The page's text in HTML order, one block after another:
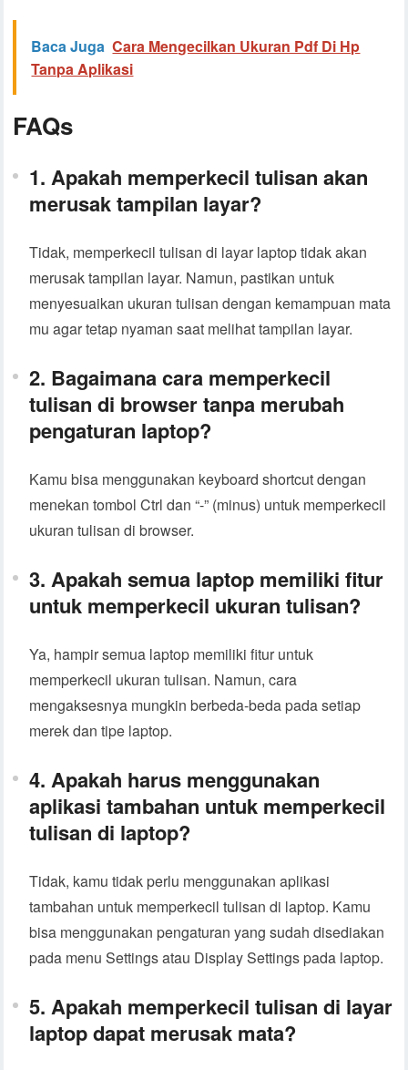
Baca Juga Cara Mengecilkan Ukuran Pdf Di Hp
Tanpa Aplikasi
FAQs
1. Apakah memperkecil tulisan akan
merusak tampilan layar?
Tidak, memperkecil tulisan di layar laptop tidak akan
merusak tampilan layar. Namun, pastikan untuk
menyesuaikan ukuran tulisan dengan kemampuan mata
mu agar tetap nyaman saat melihat tampilan layar.
2. Bagaimana cara memperkecil
tulisan di browser tanpa merubah
pengaturan laptop?
Kamu bisa menggunakan keyboard shortcut dengan
menekan tombol Ctrl dan “-” (minus) untuk memperkecil
ukuran tulisan di browser.
3. Apakah semua laptop memiliki fitur
untuk memperkecil ukuran tulisan?
Ya, hampir semua laptop memiliki fitur untuk
memperkecil ukuran tulisan. Namun, cara
mengaksesnya mungkin berbeda-beda pada setiap
merek dan tipe laptop.
4. Apakah harus menggunakan
aplikasi tambahan untuk memperkecil
tulisan di laptop?
Tidak, kamu tidak perlu menggunakan aplikasi
tambahan untuk memperkecil tulisan di laptop. Kamu
bisa menggunakan pengaturan yang sudah disediakan
pada menu Settings atau Display Settings pada laptop.
5. Apakah memperkecil tulisan di layar
laptop dapat merusak mata?